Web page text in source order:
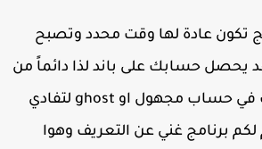
عادة لها وقت محدد وتصبح
حسابك على باند لذا دائماً من
المستحسن ان تلعب في حساب مجهول او ghost لتفادي
برنامج غني عن التعريف وهوا